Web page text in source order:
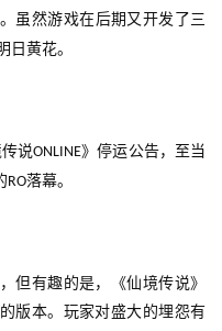
虽然游戏在后期又开发了三
日黄花。
说ONLINE》停运公告，至当
RO落幕。
但有趣的是，《仙境传说》
版本。玩家对盛大的埋怨有